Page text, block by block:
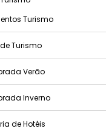
Turismo
Turismo
Verão
Inverno
de Hotéis